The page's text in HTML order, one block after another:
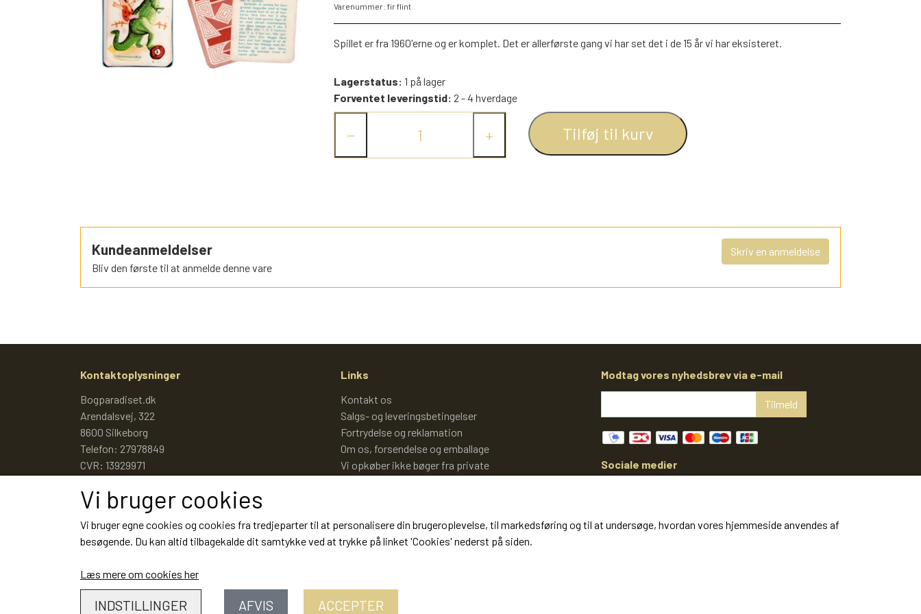
SORTEPER
ÆSELSPIL
ALLE DE ANDRE SPIL
PEZ DISPENSERE
SMÅ FIGURER
TROLDE FIGURER
Varenummer: fir flint
Spillet er fra 1960'erne og er komplet. Det er allerførste gang vi har set det i de 15 år vi har eksisteret.
Lagerstatus: 1 på lager
Forventet leveringstid: 2 - 4 hverdage
− + Tilføj til kurv
Skriv en anmeldelse
Kundeanmeldelser
Bliv den første til at anmelde denne vare
Kontaktoplysninger
Bogparadiset.dk
Arendalsvej, 322
8600 Silkeborg
Telefon: 27978849
CVR: 13929971
Links
Kontakt os
Salgs- og leveringsbetingelser
Fortrydelse og reklamation
Om os, forsendelse og emballage
Vi opkøber ikke bøger fra private
Modtag vores nyhedsbrev via e-mail
Tilmeld
Sociale medier
Vi bruger cookies
Vi bruger egne cookies og cookies fra tredjeparter til at personalisere din brugeroplevelse, til markedsføring og til at undersøge, hvordan vores hjemmeside anvendes af
besøgende. Du kan altid tilbagekalde dit samtykke ved at trykke på linket 'Cookies' nederst på siden.
Læs mere om cookies her
INDSTILLINGER AFVIS ACCEPTER